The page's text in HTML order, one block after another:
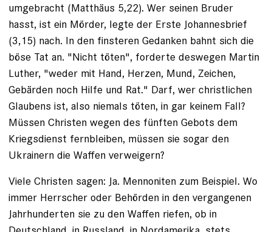
umgebracht (Matthäus 5,22). Wer ­seinen Bruder
hasst, ist ein ­Mörder, legte der Erste Johannesbrief
(3,15) nach. In den finsteren Gedanken bahnt sich die
böse Tat an. "Nicht töten", forderte deswegen Martin
Luther, "weder mit Hand, Herzen, Mund, Zeichen,
Gebärden noch Hilfe und Rat." Darf, wer christlichen
Glaubens ist, also niemals töten, in gar keinem Fall?
Müssen Christen wegen des fünften Gebots dem
Kriegsdienst fernbleiben, müssen sie sogar den
Ukrainern die Waffen verweigern?
Viele Christen sagen: Ja. Mennoniten zum Beispiel. Wo
immer Herrscher oder Behörden in den vergangenen
Jahrhunderten sie zu den Waffen riefen, ob in